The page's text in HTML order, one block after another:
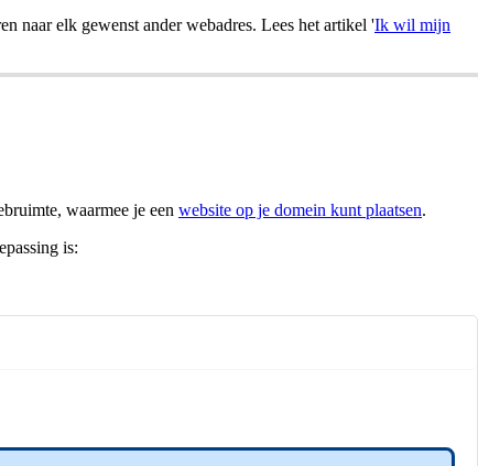
naar elk gewenst ander webadres. Lees het artikel 'Ik wil mijn
waarmee je een website op je domein kunt plaatsen.
is: